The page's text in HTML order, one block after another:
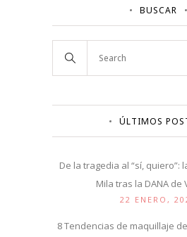
BUSCAR
ÚLTIMOS
De la tragedia al “sí, quiero”:
Mila tras la DANA de
22 ENERO,
8 Tendencias de maquillaje